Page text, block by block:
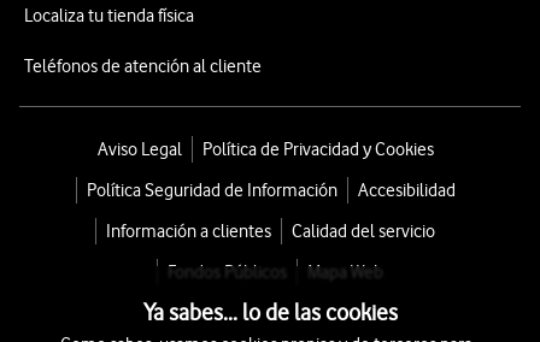
Localiza tu tienda física
Teléfonos de atención al cliente
Aviso Legal
Política de Privacidad y Cookies
Política Seguridad de Información
Accesibilidad
Información a clientes
Calidad del servicio
Fondos Públicos
Mapa Web
Ya sabes... lo de las cookies